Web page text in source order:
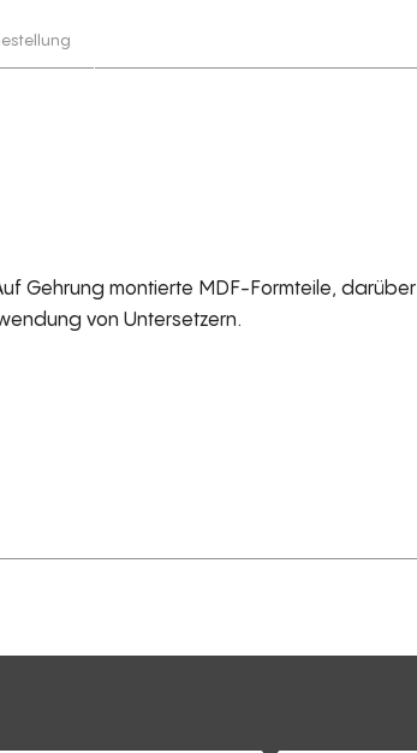
Gehrung montierte MDF-Formteile, darüber
von Untersetzern.